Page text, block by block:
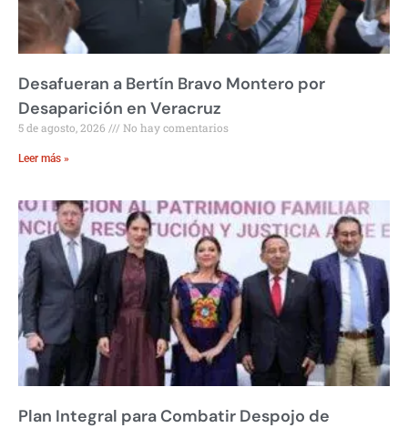
Desafueran a Bertín Bravo Montero por
Desaparición en Veracruz
5 de agosto, 2026 No hay comentarios
Leer más »
Plan Integral para Combatir Despojo de